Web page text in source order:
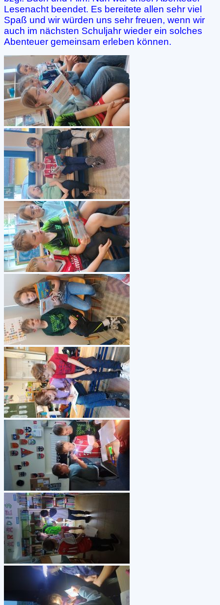
Lesenacht beendet. Es bereitete allen sehr viel
Spaß und wir würden uns sehr freuen, wenn wir
auch im nächsten Schuljahr wieder ein solches
Abenteuer gemeinsam erleben können.